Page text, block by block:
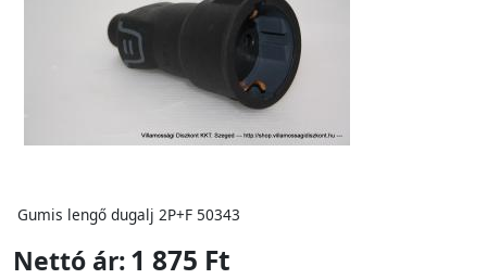
Gumis lengő dugalj 2P+F 50343
Nettó ár:1 875 Ft